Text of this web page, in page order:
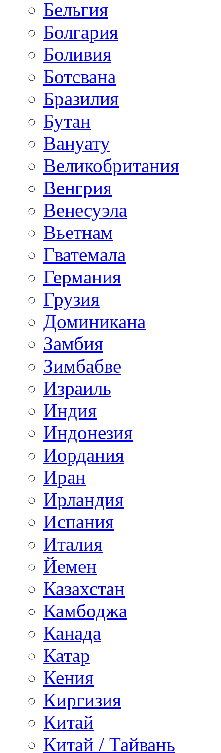
Бельгия
Болгария
Боливия
Ботсвана
Бразилия
Бутан
Вануату
Великобритания
Венгрия
Венесуэла
Вьетнам
Гватемала
Германия
Грузия
Доминикана
Замбия
Зимбабве
Израиль
Индия
Индонезия
Иордания
Иран
Ирландия
Испания
Италия
Йемен
Казахстан
Камбоджа
Канада
Катар
Кения
Киргизия
Китай
Китай / Тайвань